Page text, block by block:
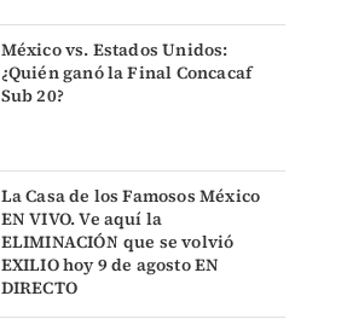
México vs. Estados Unidos:
¿Quién ganó la Final Concacaf
Sub 20?
La Casa de los Famosos México
EN VIVO. Ve aquí la
ELIMINACIÓN que se volvió
EXILIO hoy 9 de agosto EN
DIRECTO